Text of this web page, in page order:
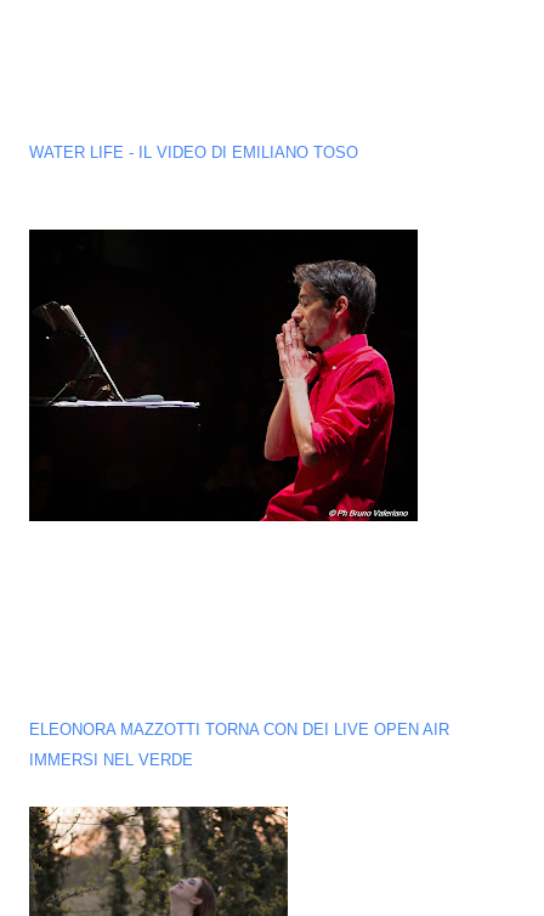
WATER LIFE - IL VIDEO DI EMILIANO TOSO
ELEONORA MAZZOTTI TORNA CON DEI LIVE OPEN AIR
IMMERSI NEL VERDE